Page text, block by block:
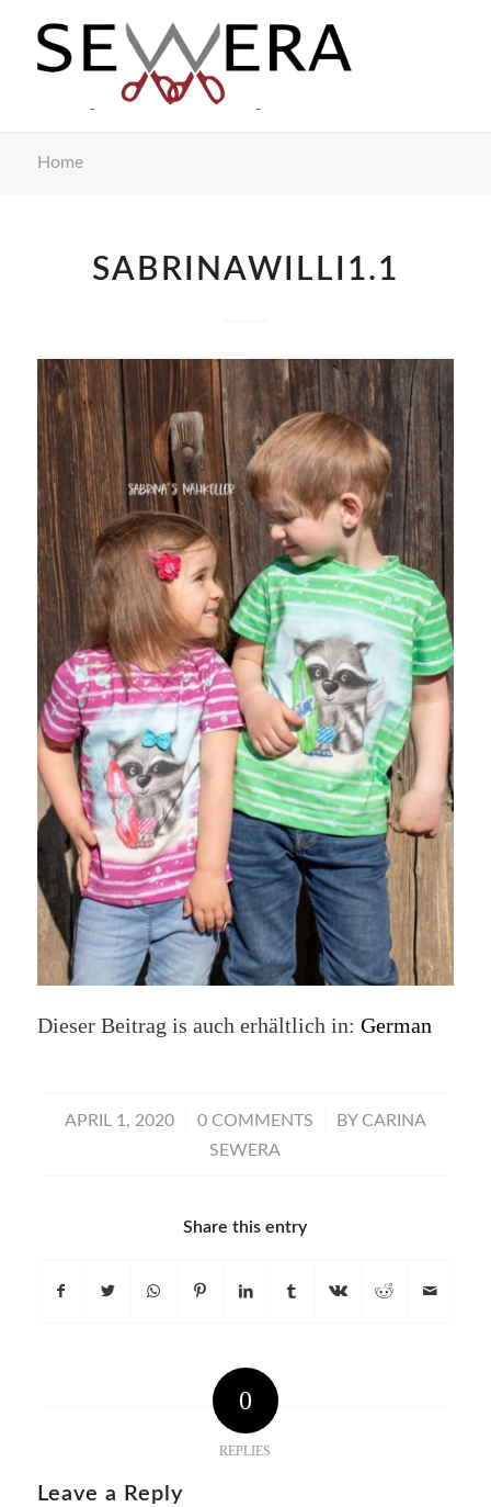
Home
SABRINAWILLI1.1
Dieser Beitrag is auch erhältlich in: German
APRIL 1, 2020
/ 0 COMMENTS
/ BY CARINA
SEWERA
Share this entry
0
REPLIES
Leave a Reply